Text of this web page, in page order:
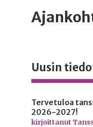
Uusin
Tervetuloa
2026-2027!
kirjoittanut